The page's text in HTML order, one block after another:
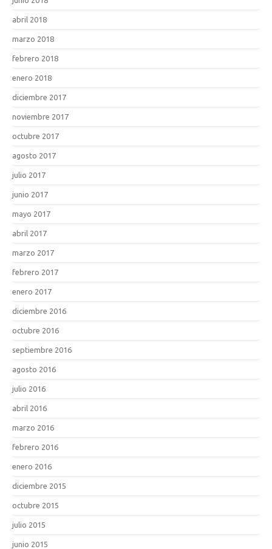
abril 2018
marzo 2018
febrero 2018
enero 2018
diciembre 2017
noviembre 2017
octubre 2017
agosto 2017
julio 2017
junio 2017
mayo 2017
abril 2017
marzo 2017
febrero 2017
enero 2017
diciembre 2016
octubre 2016
septiembre 2016
agosto 2016
julio 2016
abril 2016
marzo 2016
febrero 2016
enero 2016
diciembre 2015
octubre 2015
julio 2015
junio 2015